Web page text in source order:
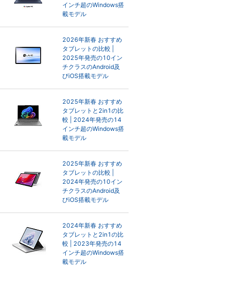
インチ超のWindows搭
載モデル
2026年新春 おすすめ
タブレットの比較 |
2025年発売の10イン
チクラスのAndroid及
びiOS搭載モデル
2025年新春 おすすめ
タブレットと2in1の比
較 | 2024年発売の14
インチ超のWindows搭
載モデル
2025年新春 おすすめ
タブレットの比較 |
2024年発売の10イン
チクラスのAndroid及
びiOS搭載モデル
2024年新春 おすすめ
タブレットと2in1の比
較 | 2023年発売の14
インチ超のWindows搭
載モデル